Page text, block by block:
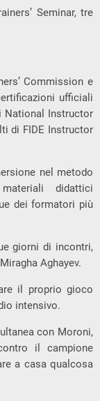
Seminar, tre
Commission e
ufficiali
National Instructor
di FIDE Instructor
nel metodo
didattici
dei formatori più
giorni di incontri,
Aghayev.
il proprio gioco
intensivo.
con Moroni,
il campione
a casa qualcosa